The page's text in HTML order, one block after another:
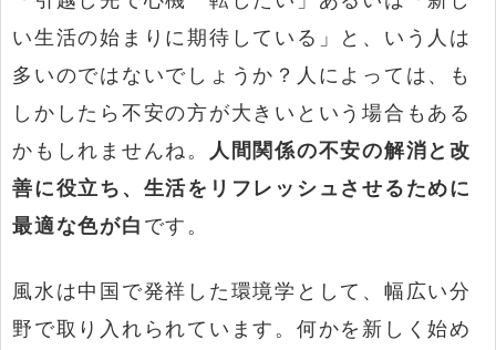
い生活の始まりに期待している」と、いう人は
多いのではないでしょうか？人によっては、も
しかしたら不安の方が大きいという場合もある
かもしれませんね。 人間関係の不安の解消と改
善に役立ち、生活をリフレッシュさせるために
最適な色が白 です。
風水は中国で発祥した環境学として、幅広い分
野で取り入れられています。何かを新しく始め